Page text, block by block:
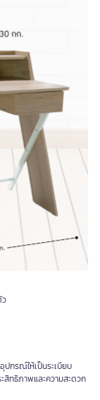
ปกรณ์ให้เป็นระเบียบ
สิทธิภาพและความสะดวก